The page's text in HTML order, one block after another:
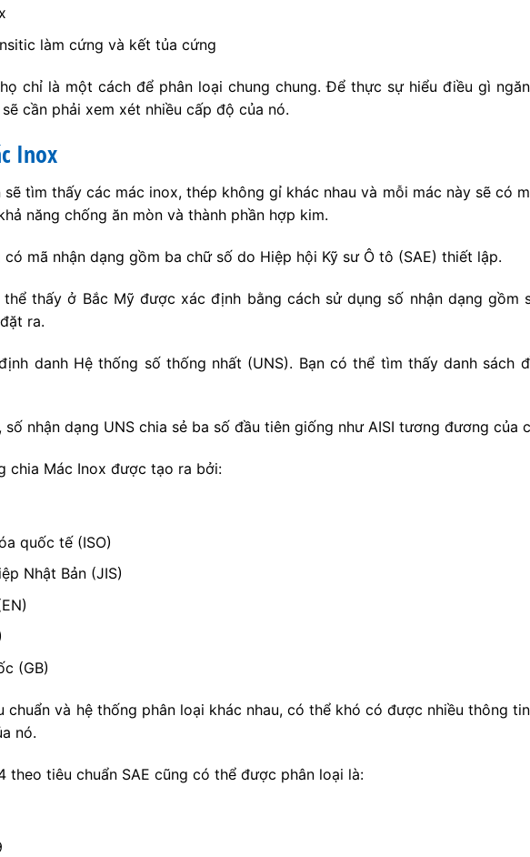
làm cứng và kết tủa cứng
chỉ là một cách để phân loại chung chung. Để thực sự hiểu điều gì
cần phải xem xét nhiều cấp độ của nó.
Inox
tìm thấy các mác inox, thép không gỉ khác nhau và mỗi mác này sẽ có
năng chống ăn mòn và thành phần hợp kim.
mã nhận dạng gồm ba chữ số do Hiệp hội Kỹ sư Ô tô (SAE) thiết lập.
thể thấy ở Bắc Mỹ được xác định bằng cách sử dụng số nhận dạng
ra.
danh Hệ thống số thống nhất (UNS). Bạn có thể tìm thấy danh sách
nhận dạng UNS chia sẻ ba số đầu tiên giống như AISI tương đương của
chia Mác Inox được tạo ra bởi:
quốc tế (ISO)
Nhật Bản (JIS)
(GB)
chuẩn và hệ thống phân loại khác nhau, có thể khó có được nhiều thông
nó.
theo tiêu chuẩn SAE cũng có thể được phân loại là: